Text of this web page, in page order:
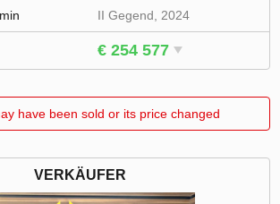
II Gegend, 2024
€ 254 577
have been sold or its price changed
VERKÄUFER